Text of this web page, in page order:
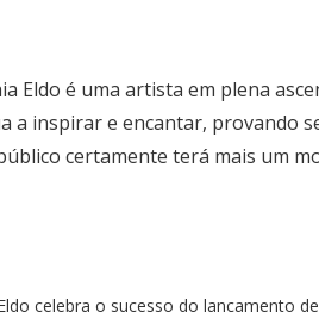
Eldo é uma artista em plena
a inspirar e encantar, provando
certamente terá mais um
celebra o sucesso do lançamento de